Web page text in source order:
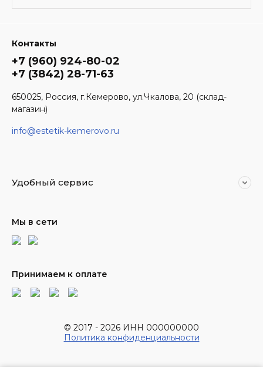
Контакты
+7 (960) 924-80-02
+7 (3842) 28-71-63
650025, Россия, г.Кемерово, ул.Чкалова, 20 (склад-
магазин)
info@estetik-kemerovo.ru
Удобный сервис
Мы в сети
Принимаем к оплате
© 2017 - 2026 ИНН 000000000
Политика конфиденциальности